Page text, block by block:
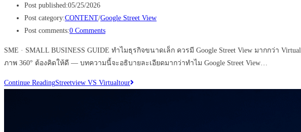
Post published:05/25/2026
Post category:CONTENT/Google Street View
Post comments:0 Comments
SME · SMALL BUSINESS GUIDE ทำไมธุรกิจขนาดเล็ก ควรมี Google Street View มากกว่า
ภาพ 360° ต้องคิดให้ดี — บทความนี้จะอธิบายละเอียดมากว่าทำไม Google Street View…
Continue ReadingStreetview VS Virtualtour